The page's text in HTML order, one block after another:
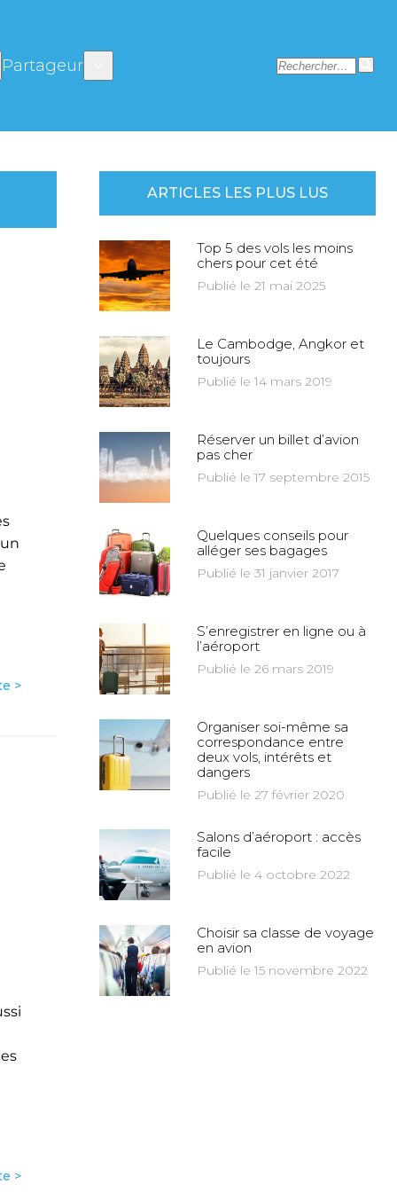
Partageur
>
>
ARTICLES LES PLUS LUS
Top 5 des vols les moins
chers pour cet été
Publié le 21 mai 2025
Le Cambodge, Angkor et
toujours
Publié le 14 mars 2019
Réserver un billet d’avion
pas cher
Publié le 17 septembre 2015
Quelques conseils pour
alléger ses bagages
Publié le 31 janvier 2017
S’enregistrer en ligne ou à
l’aéroport
Publié le 26 mars 2019
Organiser soi-même sa
correspondance entre
deux vols, intérêts et
dangers
Publié le 27 février 2020
Salons d’aéroport : accès
facile
Publié le 4 octobre 2022
Choisir sa classe de voyage
en avion
Publié le 15 novembre 2022